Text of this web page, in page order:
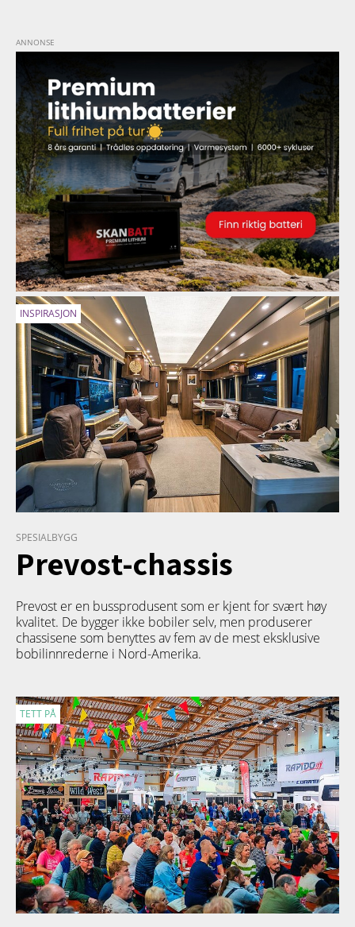
INSPIRASJON
SPESIALBYGG
Prevost-chassis
Prevost er en bussprodusent som er kjent for svært høy
kvalitet. De bygger ikke bobiler selv, men produserer
chassisene som benyttes av fem av de mest eksklusive
bobilinnrederne i Nord-Amerika.
TETT PÅ